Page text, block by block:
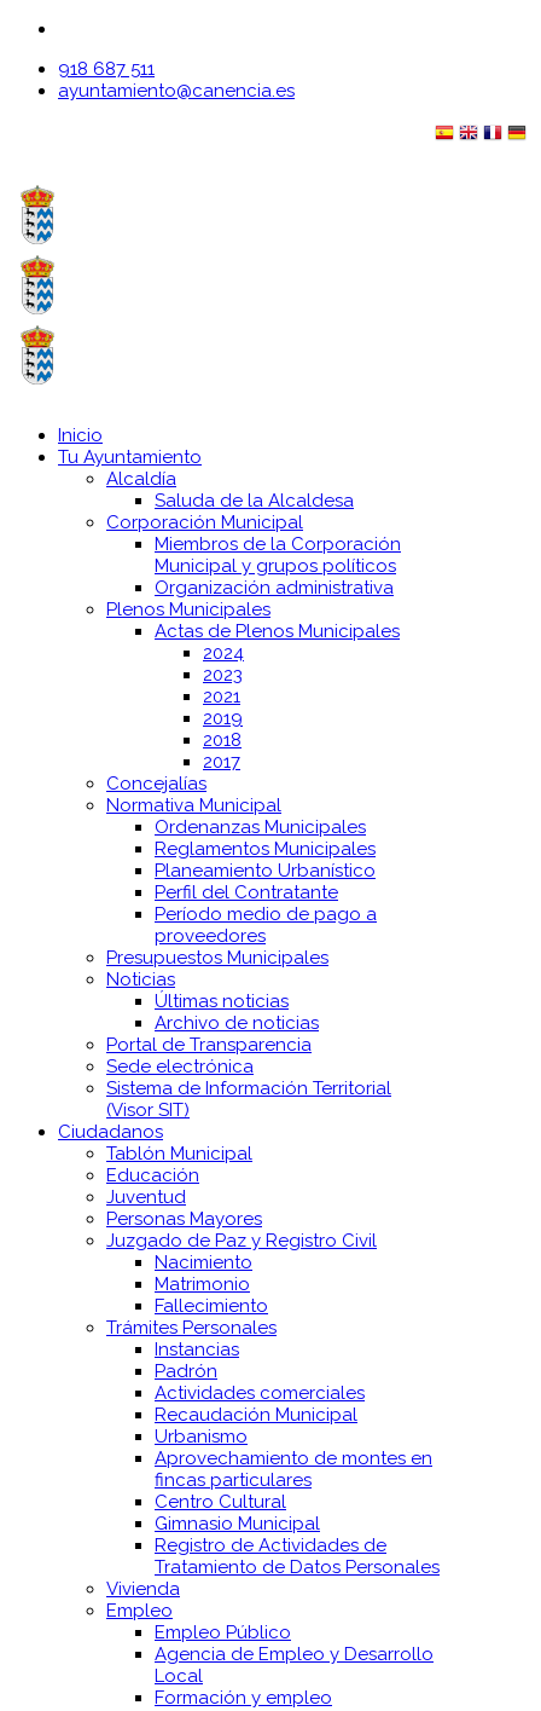
918 687 511
ayuntamiento@canencia.es
Inicio
Tu Ayuntamiento
Alcaldía
Saluda de la Alcaldesa
Corporación Municipal
Miembros de la Corporación
Municipal y grupos políticos
Organización administrativa
Plenos Municipales
Actas de Plenos Municipales
2024
2023
2021
2019
2018
2017
Concejalías
Normativa Municipal
Ordenanzas Municipales
Reglamentos Municipales
Planeamiento Urbanístico
Perfil del Contratante
Período medio de pago a
proveedores
Presupuestos Municipales
Noticias
Últimas noticias
Archivo de noticias
Portal de Transparencia
Sede electrónica
Sistema de Información Territorial
(Visor SIT)
Ciudadanos
Tablón Municipal
Educación
Juventud
Personas Mayores
Juzgado de Paz y Registro Civil
Nacimiento
Matrimonio
Fallecimiento
Trámites Personales
Instancias
Padrón
Actividades comerciales
Recaudación Municipal
Urbanismo
Aprovechamiento de montes en
fincas particulares
Centro Cultural
Gimnasio Municipal
Registro de Actividades de
Tratamiento de Datos Personales
Vivienda
Empleo
Empleo Público
Agencia de Empleo y Desarrollo
Local
Formación y empleo